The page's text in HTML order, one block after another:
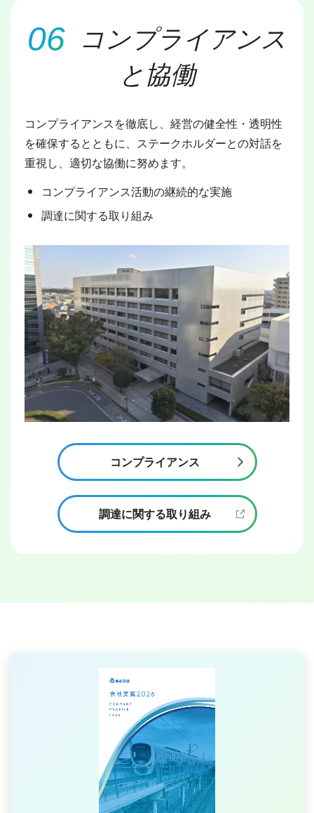
コンプライアンス
と協働
コンプライアンス
調達に関する取り組み
コンプライアンスを徹底し、経営の健全性・透明性
を確保するとともに、ステークホルダーとの対話を
重視し、適切な協働に努めます。
コンプライアンス活動の継続的な実施
調達に関する取り組み